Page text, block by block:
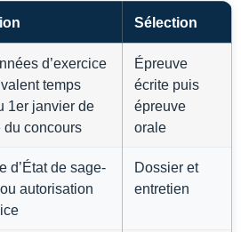
Sélection
d’exercice
temps
1er janvier de
du concours
Épreuve
écrite puis
épreuve
orale
d’État de sage-
autorisation
Dossier et
entretien